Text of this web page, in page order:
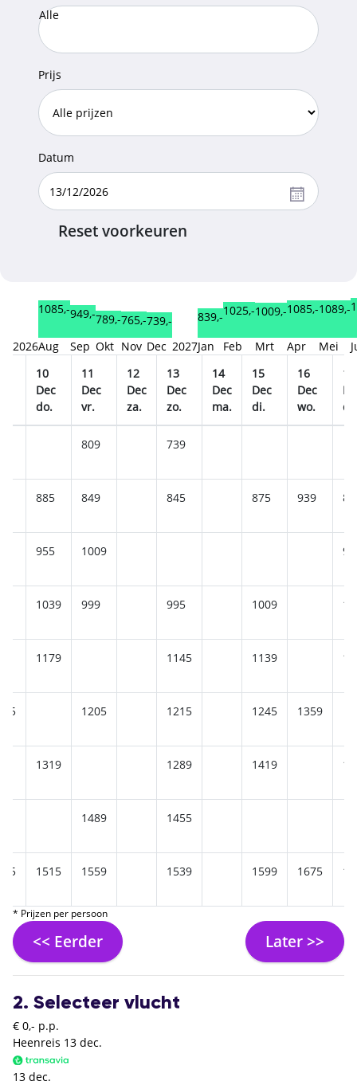
Alle
Prijs
Datum
Reset voorkeuren
2026
1085,-
Aug
949,-
Sep
789,-
Okt
765,-
Nov
739,-
Dec 2027
839,-
Jan
1025,-
Feb
1009,-
Mrt
1085,-
Apr
1089,-
Mei
10
Dec
do.
11
Dec
vr.
12
Dec
za.
13
Dec
zo.
14
Dec
ma.
15
Dec
di.
16
Dec
wo.
17
809 739
885 849 845 875 939
955 1009
1039 999 995 1009
1179 1145 1139
1205 1215 1245 1359
1319 1289 1419
1489 1455
1515 1559 1539 1599 1675
* Prijzen per persoon
<< Eerder Later >>
2. Selecteer vlucht
€ 0,- p.p.
Heenreis 13 dec.
13 dec.